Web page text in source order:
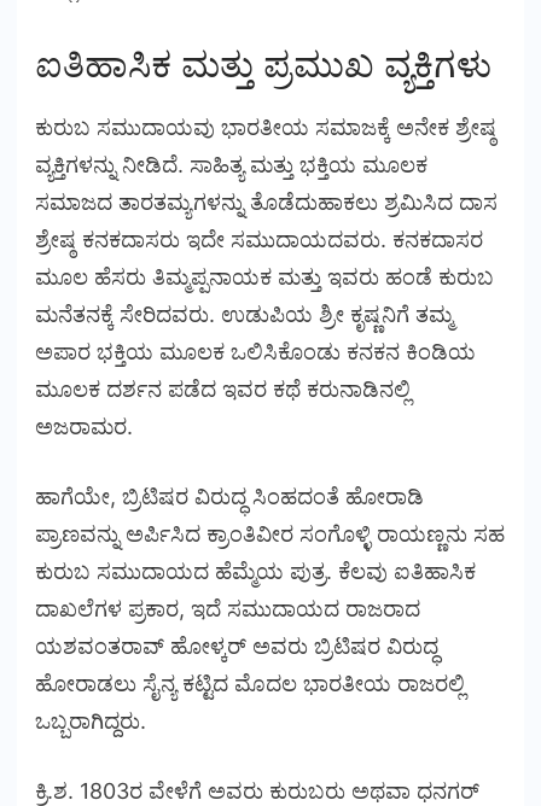
ಐತಿಹಾಸಿಕ ಮತ್ತು ಪ್ರಮುಖ ವ್ಯಕ್ತಿಗಳು
ಕುರುಬ ಸಮುದಾಯವು ಭಾರತೀಯ ಸಮಾಜಕ್ಕೆ ಅನೇಕ ಶ್ರೇಷ್ಠ
ವ್ಯಕ್ತಿಗಳನ್ನು ನೀಡಿದೆ. ಸಾಹಿತ್ಯ ಮತ್ತು ಭಕ್ತಿಯ ಮೂಲಕ
ಸಮಾಜದ ತಾರತಮ್ಯಗಳನ್ನು ತೊಡೆದುಹಾಕಲು ಶ್ರಮಿಸಿದ ದಾಸ
ಶ್ರೇಷ್ಠ ಕನಕದಾಸರು ಇದೇ ಸಮುದಾಯದವರು. ಕನಕದಾಸರ
ಮೂಲ ಹೆಸರು ತಿಮ್ಮಪ್ಪನಾಯಕ ಮತ್ತು ಇವರು ಹಂಡೆ ಕುರುಬ
ಮನೆತನಕ್ಕೆ ಸೇರಿದವರು. ಉಡುಪಿಯ ಶ್ರೀ ಕೃಷ್ಣನಿಗೆ ತಮ್ಮ
ಅಪಾರ ಭಕ್ತಿಯ ಮೂಲಕ ಒಲಿಸಿಕೊಂಡು ಕನಕನ ಕಿಂಡಿಯ
ಮೂಲಕ ದರ್ಶನ ಪಡೆದ ಇವರ ಕಥೆ ಕರುನಾಡಿನಲ್ಲಿ
ಅಜರಾಮರ.
ಹಾಗೆಯೇ, ಬ್ರಿಟಿಷರ ವಿರುದ್ಧ ಸಿಂಹದಂತೆ ಹೋರಾಡಿ
ಪ್ರಾಣವನ್ನು ಅರ್ಪಿಸಿದ ಕ್ರಾಂತಿವೀರ ಸಂಗೊಳ್ಳಿ ರಾಯಣ್ಣನು ಸಹ
ಕುರುಬ ಸಮುದಾಯದ ಹೆಮ್ಮೆಯ ಪುತ್ರ. ಕೆಲವು ಐತಿಹಾಸಿಕ
ದಾಖಲೆಗಳ ಪ್ರಕಾರ, ಇದೆ ಸಮುದಾಯದ ರಾಜರಾದ
ಯಶವಂತರಾವ್ ಹೋಳ್ಕರ್ ಅವರು ಬ್ರಿಟಿಷರ ವಿರುದ್ಧ
ಹೋರಾಡಲು ಸೈನ್ಯ ಕಟ್ಟಿದ ಮೊದಲ ಭಾರತೀಯ ರಾಜರಲ್ಲಿ
ಒಬ್ಬರಾಗಿದ್ದರು.
ಕ್ರಿ.ಶ. 1803ರ ವೇಳೆಗೆ ಅವರು ಕುರುಬರು ಅಥವಾ ಧನಗರ್